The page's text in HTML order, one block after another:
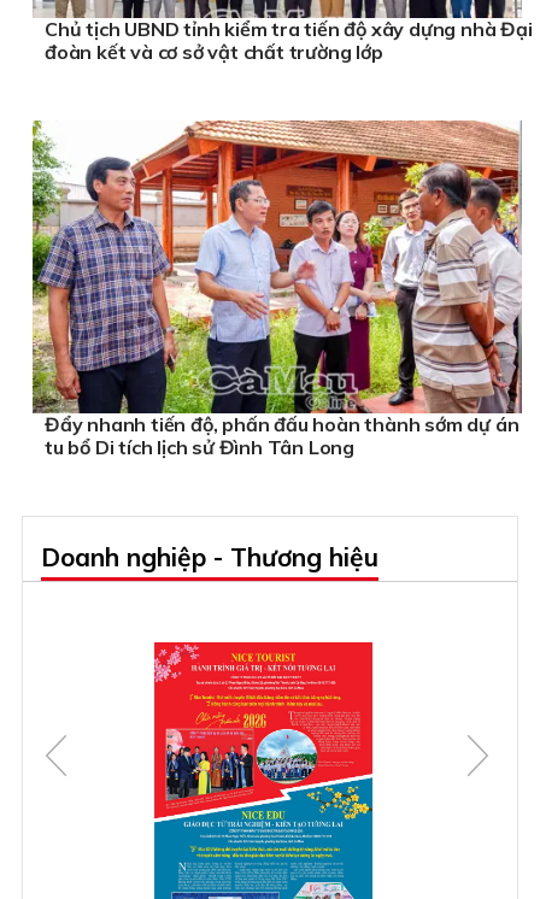
Chủ tịch UBND tỉnh kiểm tra tiến độ xây dựng nhà Đại
đoàn kết và cơ sở vật chất trường lớp
Đẩy nhanh tiến độ, phấn đấu hoàn thành sớm dự án
tu bổ Di tích lịch sử Đình Tân Long
Doanh nghiệp - Thương hiệu